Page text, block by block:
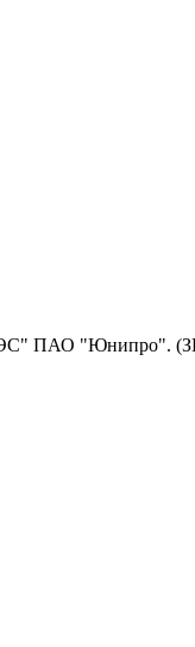
ПАО "Юнипро".